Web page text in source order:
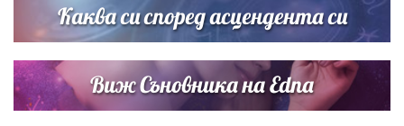
Каква си според асцендента си
Виж Съновника на Edna